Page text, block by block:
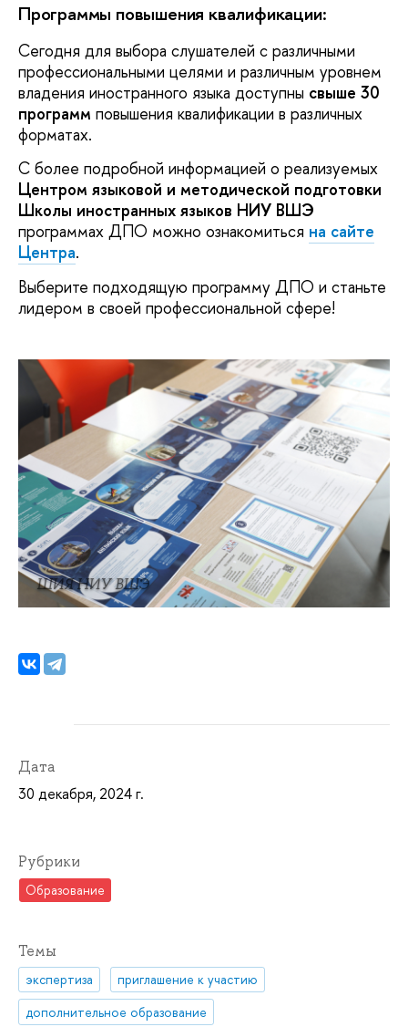
Программы повышения квалификации:
Сегодня для выбора слушателей с различными
профессиональными целями и различным уровнем
владения иностранного языка доступны свыше 30
программ повышения квалификации в различных
форматах.
С более подробной информацией о реализуемых
Центром языковой и методической подготовки
Школы иностранных языков НИУ ВШЭ
программах ДПО можно ознакомиться на сайте
Центра.
Выберите подходящую программу ДПО и станьте
лидером в своей профессиональной сфере!
ШИЯ НИУ ВШЭ
Дата
30 декабря, 2024 г.
Рубрики
Образование
Темы
экспертиза
приглашение к участию
дополнительное образование